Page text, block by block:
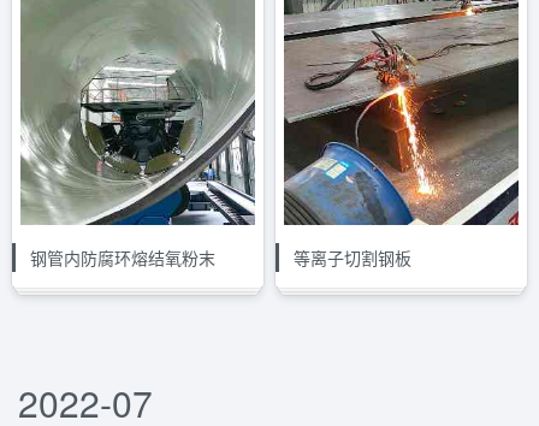
钢管内防腐环熔结氧粉末 等离子切割钢板
2022-07